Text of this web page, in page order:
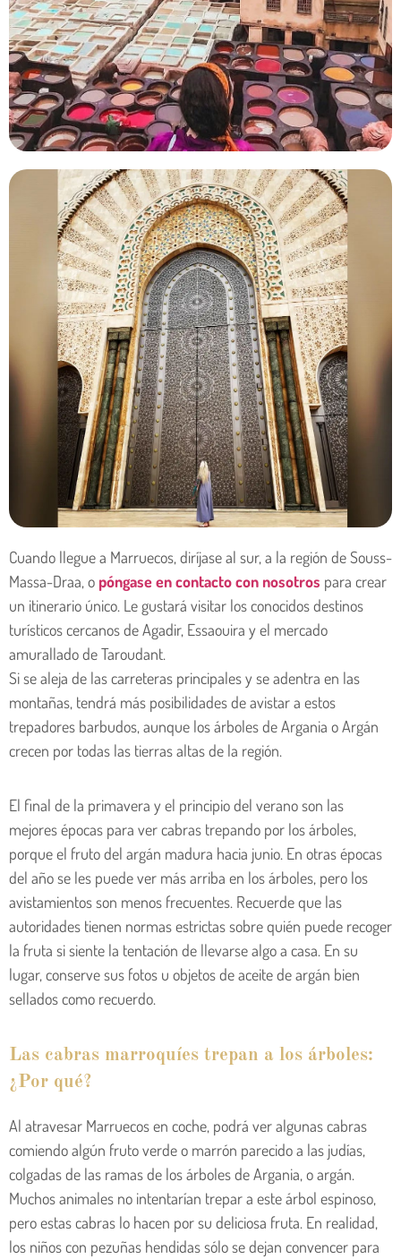
te permitan ver y descubrir todos los rincones…
Viajar por Marruecos desde
Casablanca
Hemos personalizado algunas excursiones desde
Casablanca a petición de clientes anteriores. Y como el
desierto del Sahara es el punto culminante…
Cuando llegue a Marruecos, diríjase al sur, a la región de Souss-
Massa-Draa, o póngase en contacto con nosotros para crear
un itinerario único. Le gustará visitar los conocidos destinos
turísticos cercanos de Agadir, Essaouira y el mercado
amurallado de Taroudant.
Si se aleja de las carreteras principales y se adentra en las
montañas, tendrá más posibilidades de avistar a estos
trepadores barbudos, aunque los árboles de Argania o Argán
crecen por todas las tierras altas de la región.
El final de la primavera y el principio del verano son las
mejores épocas para ver cabras trepando por los árboles,
porque el fruto del argán madura hacia junio. En otras épocas
del año se les puede ver más arriba en los árboles, pero los
avistamientos son menos frecuentes. Recuerde que las
autoridades tienen normas estrictas sobre quién puede recoger
la fruta si siente la tentación de llevarse algo a casa. En su
lugar, conserve sus fotos u objetos de aceite de argán bien
sellados como recuerdo.
Las cabras marroquíes trepan a los árboles:
¿Por qué?
Al atravesar Marruecos en coche, podrá ver algunas cabras
comiendo algún fruto verde o marrón parecido a las judías,
colgadas de las ramas de los árboles de Argania, o argán.
Muchos animales no intentarían trepar a este árbol espinoso,
pero estas cabras lo hacen por su deliciosa fruta. En realidad,
los niños con pezuñas hendidas sólo se dejan convencer para